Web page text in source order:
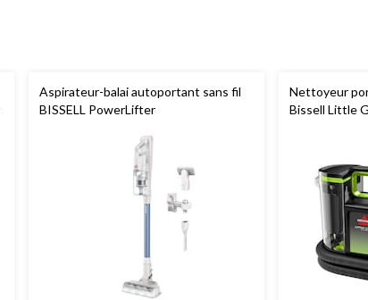
Aspirateur-balai autoportant sans fil
BISSELL PowerLifter
Nettoyeur
Bissell Little